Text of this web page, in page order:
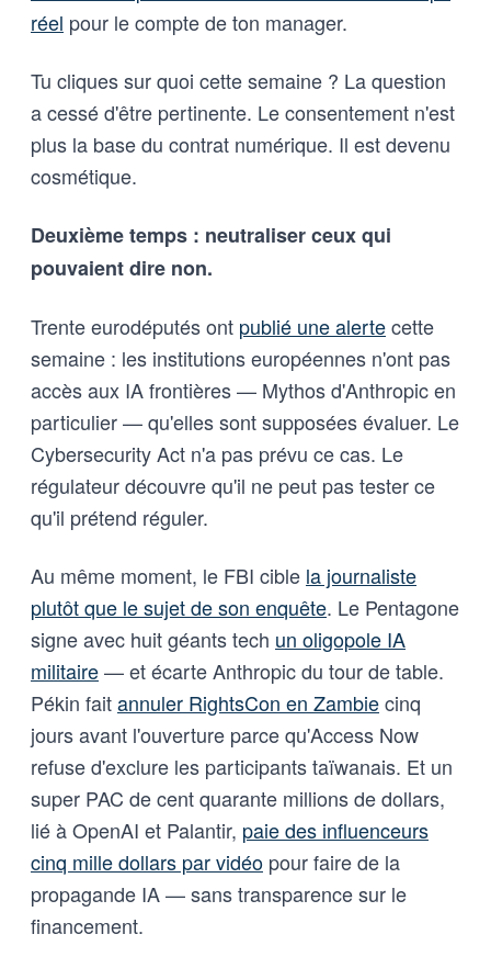
réel pour le compte de ton manager.
Tu cliques sur quoi cette semaine ? La question
a cessé d'être pertinente. Le consentement n'est
plus la base du contrat numérique. Il est devenu
cosmétique.
Deuxième temps : neutraliser ceux qui
pouvaient dire non.
Trente eurodéputés ont publié une alertecette
semaine : les institutions européennes n'ont pas
accès aux IA frontières — Mythos d'Anthropic en
particulier — qu'elles sont supposées évaluer. Le
Cybersecurity Act n'a pas prévu ce cas. Le
régulateur découvre qu'il ne peut pas tester ce
qu'il prétend réguler.
Au même moment, le FBI cible la journaliste
plutôt que le sujet de son enquête. Le Pentagone
signe avec huit géants tech un oligopole IA
militaire— et écarte Anthropic du tour de table.
Pékin faitannuler RightsCon en Zambiecinq
jours avant l'ouverture parce qu'Access Now
refuse d'exclure les participants taïwanais. Et un
super PAC de cent quarante millions de dollars,
lié à OpenAI et Palantir, paie des influenceurs
cinq mille dollars par vidéo pour faire de la
propagande IA — sans transparence sur le
financement.